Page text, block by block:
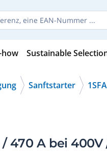
how Sustainable
Sanftstarter
470 A bei 400V